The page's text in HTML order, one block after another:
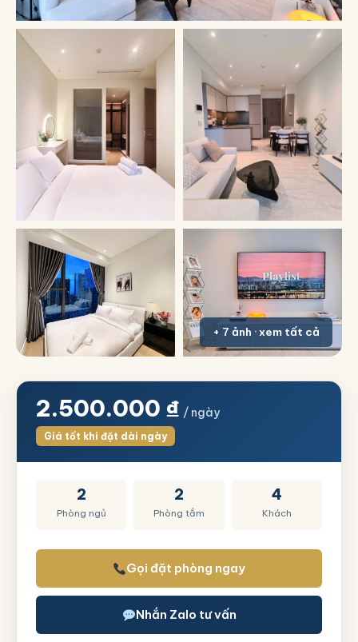
+ 7 ảnh · xem tất cả
2.500.000 ₫ / ngày
Giá tốt khi đặt dài ngày
2
Phòng ngủ
2
Phòng tắm
4
Khách
Gọi đặt phòng ngay
Nhắn Zalo tư vấn